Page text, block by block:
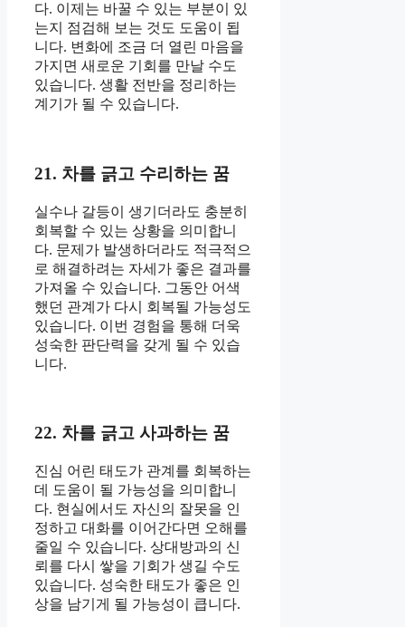
다. 이제는 바꿀 수 있는 부분이 있
는지 점검해 보는 것도 도움이 됩
니다. 변화에 조금 더 열린 마음을
가지면 새로운 기회를 만날 수도
있습니다. 생활 전반을 정리하는
계기가 될 수 있습니다.
21. 차를 긁고 수리하는 꿈
실수나 갈등이 생기더라도 충분히
회복할 수 있는 상황을 의미합니
다. 문제가 발생하더라도 적극적으
로 해결하려는 자세가 좋은 결과를
가져올 수 있습니다. 그동안 어색
했던 관계가 다시 회복될 가능성도
있습니다. 이번 경험을 통해 더욱
성숙한 판단력을 갖게 될 수 있습
니다.
22. 차를 긁고 사과하는 꿈
진심 어린 태도가 관계를 회복하는
데 도움이 될 가능성을 의미합니
다. 현실에서도 자신의 잘못을 인
정하고 대화를 이어간다면 오해를
줄일 수 있습니다. 상대방과의 신
뢰를 다시 쌓을 기회가 생길 수도
있습니다. 성숙한 태도가 좋은 인
상을 남기게 될 가능성이 큽니다.